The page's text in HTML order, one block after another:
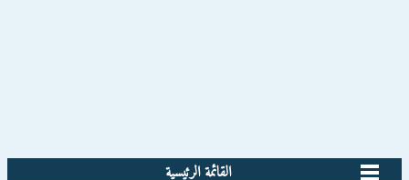
القائمة الرئيسية